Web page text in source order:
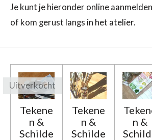
Je kunt je hieronder online
of kom gerust langs in het atelier.
Uitverkocht
Tekene
n &
Schilde
Tekene
n &
Schilde
n &